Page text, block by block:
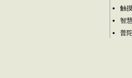
触
智
普